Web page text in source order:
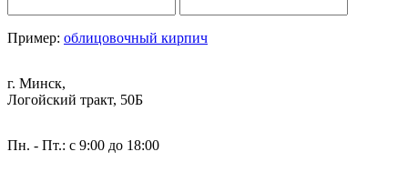
Пример: облицовочный кирпич
г. Минск,
Логойский тракт, 50Б
Пн. - Пт.: с 9:00 до 18:00